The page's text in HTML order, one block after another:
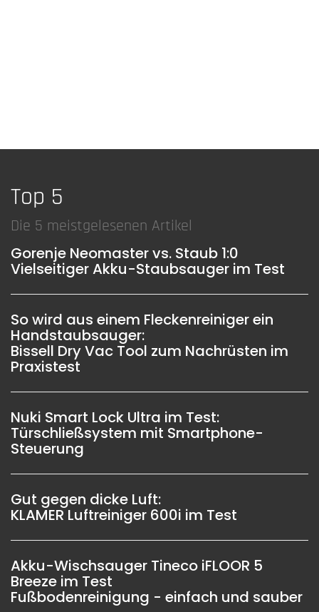
Top 5
Die 5 meistgelesenen Artikel
Gorenje Neomaster vs. Staub 1:0
Vielseitiger Akku-Staubsauger im Test
So wird aus einem Fleckenreiniger ein
Handstaubsauger:
Bissell Dry Vac Tool zum Nachrüsten im
Praxistest
Nuki Smart Lock Ultra im Test:
Türschließsystem mit Smartphone-
Steuerung
Gut gegen dicke Luft:
KLAMER Luftreiniger 600i im Test
Akku-Wischsauger Tineco iFLOOR 5
Breeze im Test
Fußbodenreinigung - einfach und sauber